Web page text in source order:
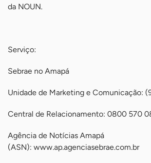
da NOUN.
Serviço:
Sebrae no Amapá
Unidade de Marketing e Comunicação:
Central de Relacionamento: 0800 570
Agência de Notícias Amapá
(ASN): www.ap.agenciasebrae.com.br